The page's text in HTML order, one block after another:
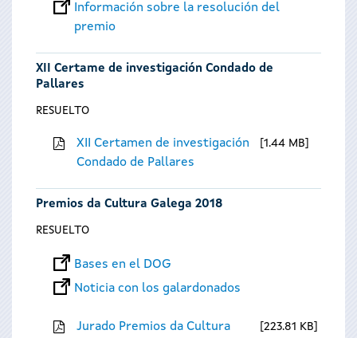
Información sobre la resolución del
premio
XII Certame de investigación Condado de
Pallares
RESUELTO
XII Certamen de investigación
Condado de Pallares
1.44 MB
Premios da Cultura Galega 2018
RESUELTO
Bases en el DOG
Noticia con los galardonados
Jurado Premios da Cultura
223.81 KB